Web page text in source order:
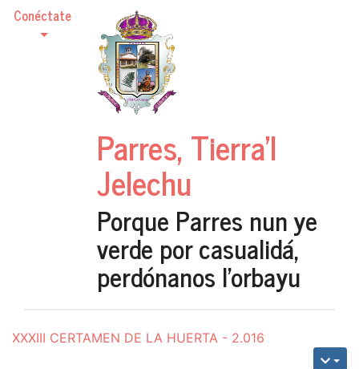
Conéctate
Parres, Tierra'l
Jelechu
Porque Parres nun ye
verde por casualidá,
perdónanos l'orbayu
XXXIII CERTAMEN DE LA HUERTA - 2.016